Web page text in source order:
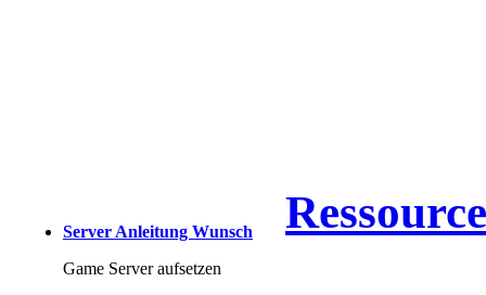
Server Anleitung Wunsch
Game Server aufsetzen